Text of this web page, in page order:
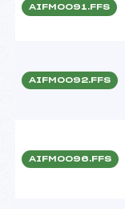
AIFM0091.FFS
AIFM0092.FFS
AIFM0096.FFS